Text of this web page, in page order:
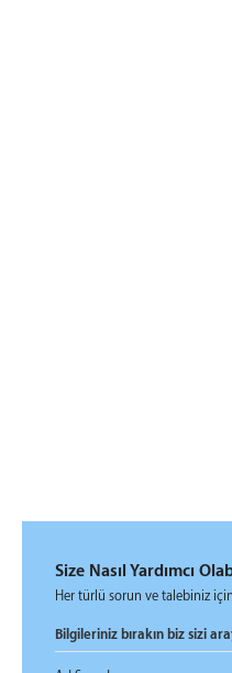
Size Nasıl Yardımcı
Her türlü sorun ve talebiniz
Bilgileriniz bırakın biz sizi